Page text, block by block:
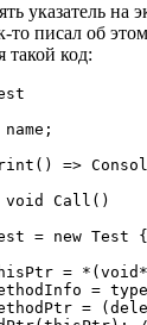
указатель на
писал об
такой код: